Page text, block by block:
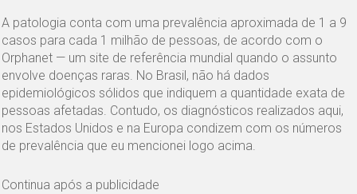
A patologia conta com uma prevalência aproximada de 1 a 9
casos para cada 1 milhão de pessoas, de acordo com o
Orphanet — um site de referência mundial quando o assunto
envolve doenças raras. No Brasil, não há dados
epidemiológicos sólidos que indiquem a quantidade exata de
pessoas afetadas. Contudo, os diagnósticos realizados aqui,
nos Estados Unidos e na Europa condizem com os números
de prevalência que eu mencionei logo acima.
Continua após a publicidade